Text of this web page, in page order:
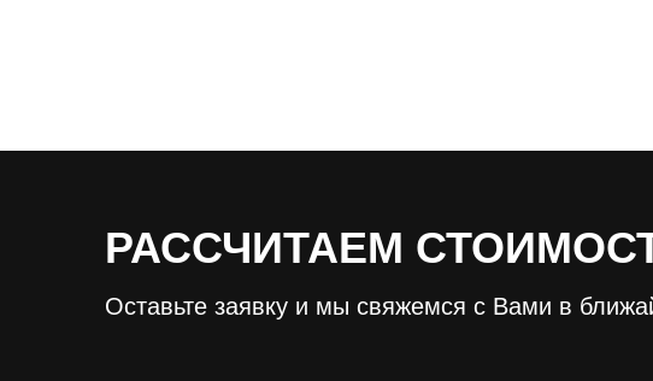
РАССЧИТАЕМ
Оставьте заявку и мы свяжемся с Вами в